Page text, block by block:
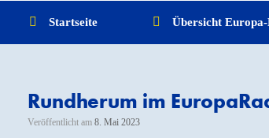
Startseite Übersicht
Rundherum im
Veröffentlicht am 8. Mai 2023